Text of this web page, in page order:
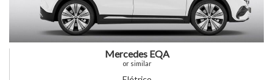
Mercedes EQA
or similar